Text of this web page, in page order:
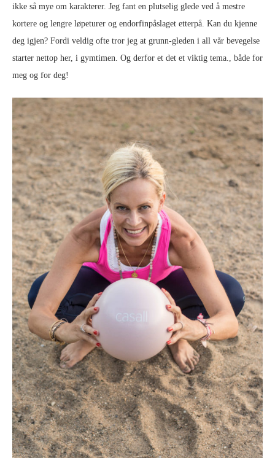
ikke så mye om karakterer. Jeg fant en plutselig glede ved å mestre
kortere og lengre løpeturer og endorfinpåslaget etterpå. Kan du kjenne
deg igjen? Fordi veldig ofte tror jeg at grunn-gleden i all vår bevegelse
starter nettop her, i gymtimen. Og derfor et det et viktig tema., både for
meg og for deg!